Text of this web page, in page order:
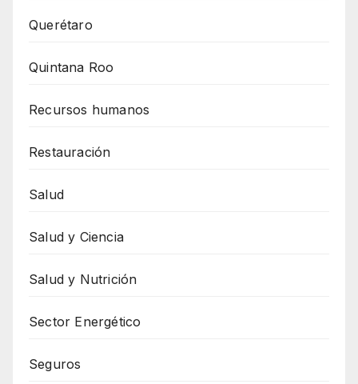
Querétaro
Quintana Roo
Recursos humanos
Restauración
Salud
Salud y Ciencia
Salud y Nutrición
Sector Energético
Seguros